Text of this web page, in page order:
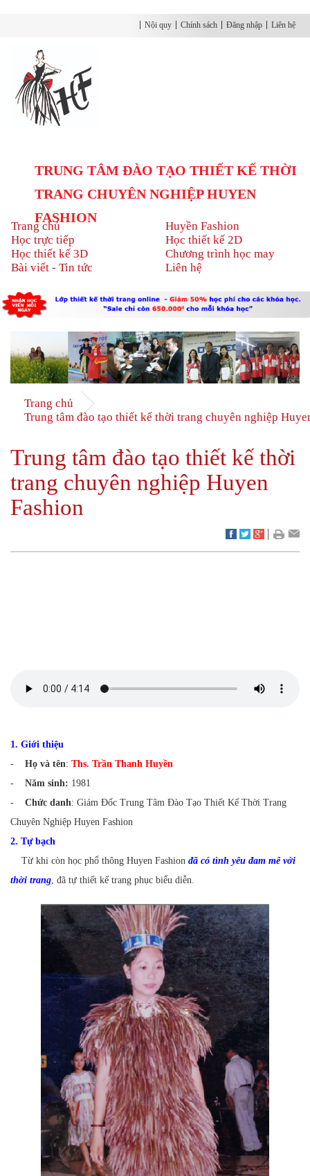
Nội quy Chính sách Đăng nhập Liên hệ
TRUNG TÂM ĐÀO TẠO THIẾT KẾ THỜI
TRANG CHUYÊN NGHIỆP HUYEN
FASHION
Trang chủ
Huyền Fashion
Học trực tiếp
Học thiết kế 2D
Học thiết kế 3D
Chương trình học may
Bài viết - Tin tức
Liên hệ
Trang chủ
Trung tâm đào tạo thiết kế thời trang chuyên nghiệp
Trung tâm đào tạo thiết kế thời
trang chuyên nghiệp Huyen
Fashion
|
1. Giới thiệu
- Họ và tên: Ths. Trần Thanh Huyền
-
Năm sinh: 1981
- Chức danh: Giám Đốc Trung Tâm Đào Tạo Thiết Kế Thời Trang
Chuyên Nghiệp Huyen Fashion
2. Tự bạch
Từ khi còn học phổ thông Huyen Fashion đã có tình yêu đam mê với
thời trang , đã tự thiết kế trang phục biểu diễn.